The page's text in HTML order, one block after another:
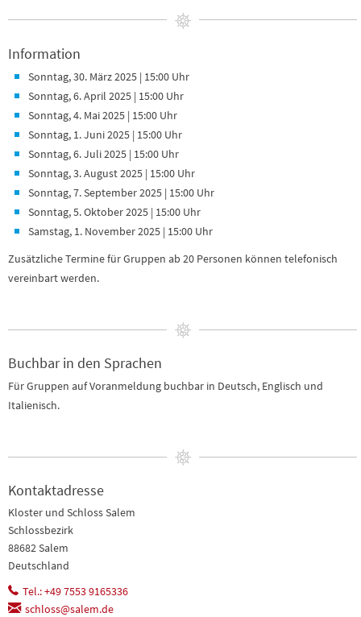
Information
Sonntag, 30. März 2025 | 15:00 Uhr
Sonntag, 6. April 2025 | 15:00 Uhr
Sonntag, 4. Mai 2025 | 15:00 Uhr
Sonntag, 1. Juni 2025 | 15:00 Uhr
Sonntag, 6. Juli 2025 | 15:00 Uhr
Sonntag, 3. August 2025 | 15:00 Uhr
Sonntag, 7. September 2025 | 15:00 Uhr
Sonntag, 5. Oktober 2025 | 15:00 Uhr
Samstag, 1. November 2025 | 15:00 Uhr
Zusätzliche Termine für Gruppen ab 20 Personen können telefonisch
vereinbart werden.
Buchbar in den Sprachen
Für Gruppen auf Voranmeldung buchbar in Deutsch, Englisch und
Italienisch.
Kontaktadresse
Kloster und Schloss Salem
Schlossbezirk
88682 Salem
Deutschland
Tel.: +49 7553 9165336
schloss@salem.de